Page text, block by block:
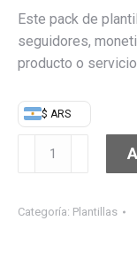
Este pack de
seguidores,
producto o servicio.
$ ARS
EDITABLES
Categoría: Plantillas